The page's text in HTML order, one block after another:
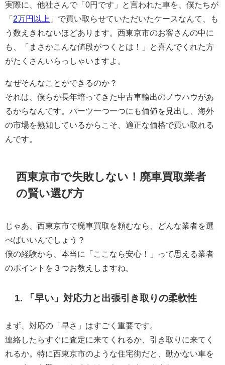
実際に、他社さんで「0円です」と言われた車を、僕たちが
「 2万円以上 」で買い取らせていただいたケースなんて、も
う数えきれないほどあります。西東京市のお客さんの中に
も、「まさかこんな値段がつくとは！」と喜んでくれた方
がたくさんいらっしゃいますよ。
なぜそんなことができるのか？
それは、僕らが長年培ってきた中古車輸出のノウハウがあ
るからなんです。パーツ一つ一つにも価値を見出し、海外
の市場を熟知しているからこそ、適正な価格で買い取れる
んです。
西東京市で失敗しない！廃車買取業者
の賢い選び方
じゃあ、西東京市で廃車買取を頼むなら、どんな業者を選
べばいいんでしょう？
僕の経験から、本当に「ここなら安心！」って思える業者
のポイントを３つお教えしますね。
1. 「早い」対応力と出張引き取りの柔軟性
まず、対応の「早さ」はすごく重要です。
連絡したらすぐに査定に来てくれるか、引き取りに来てく
れるか。特に西東京市のような住宅街だと、動かない車を